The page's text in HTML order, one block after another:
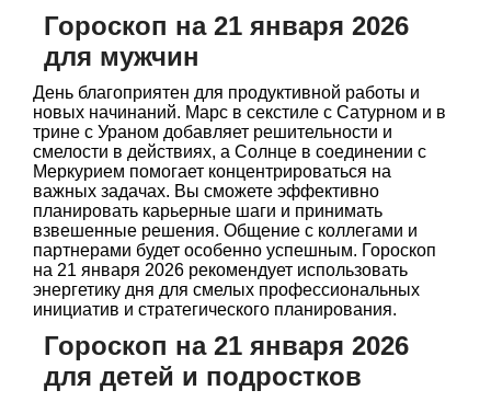
Гороскоп на 21 января 2026
для мужчин
День благоприятен для продуктивной работы и
новых начинаний. Марс в секстиле с Сатурном и в
трине с Ураном добавляет решительности и
смелости в действиях, а Солнце в соединении с
Меркурием помогает концентрироваться на
важных задачах. Вы сможете эффективно
планировать карьерные шаги и принимать
взвешенные решения. Общение с коллегами и
партнерами будет особенно успешным. Гороскоп
на 21 января 2026 рекомендует использовать
энергетику дня для смелых профессиональных
инициатив и стратегического планирования.
Гороскоп на 21 января 2026
для детей и подростков